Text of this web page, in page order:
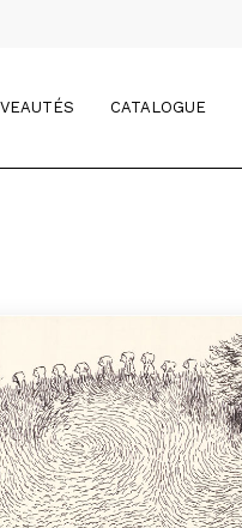
CATALOGUE